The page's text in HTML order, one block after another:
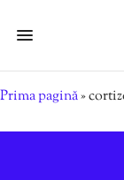
Prima pagină»